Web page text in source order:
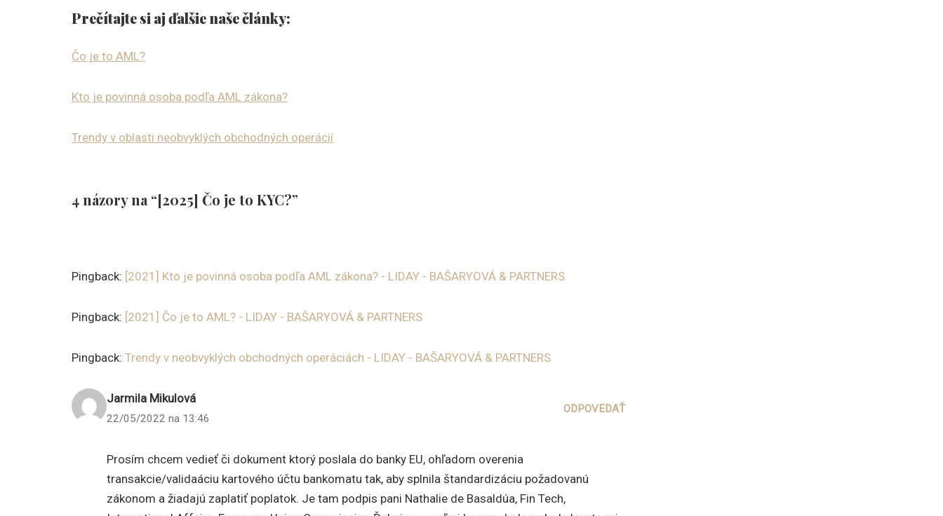
Prečítajte si aj ďalšie naše články:
Čo je to AML?
Kto je povinná osoba podľa AML zákona?
Trendy v oblasti neobvyklých obchodných operácií
4 názory na “[2025] Čo je to KYC?”
Pingback: [2021] Kto je povinná osoba podľa AML zákona? - LIDAY - BAŠARYOVÁ & PARTNERS
Pingback: [2021] Čo je to AML? - LIDAY - BAŠARYOVÁ & PARTNERS
Pingback: Trendy v neobvyklých obchodných operáciách - LIDAY - BAŠARYOVÁ & PARTNERS
Jarmila Mikulová
22/05/2022 na 13:46
ODPOVEDAŤ
Prosím chcem vedieť či dokument ktorý poslala do banky EU, ohľadom overenia
transakcie/validaáciu kartového účtu bankomatu tak, aby splnila štandardizáciu požadovanú
zákonom a žiadajú zaplatiť poplatok. Je tam podpis pani Nathalie de Basaldúa, Fin Tech,